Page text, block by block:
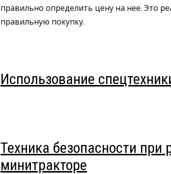
правильно определить цену на нее. Это
правильную покупку.
Использование
Техника безопасности при
минитракторе